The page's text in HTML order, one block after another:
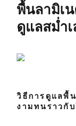
พื้นลามิเ
ดูแลสม่ำ
วิธีการดูแลพื้
งามทนราวกั